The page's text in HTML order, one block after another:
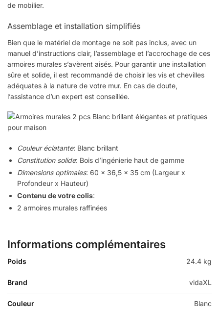
de mobilier.
Assemblage et installation simplifiés
Bien que le matériel de montage ne soit pas inclus, avec un
manuel d’instructions clair, l’assemblage et l’accrochage de ces
armoires murales s’avèrent aisés. Pour garantir une installation
sûre et solide, il est recommandé de choisir les vis et chevilles
adéquates à la nature de votre mur. En cas de doute,
l’assistance d’un expert est conseillée.
Couleur éclatante: Blanc brillant
Constitution solide: Bois d’ingénierie haut de gamme
Dimensions optimales: 60 x 36,5 x 35 cm (Largeur x
Profondeur x Hauteur)
Contenu de votre colis:
2 armoires murales raffinées
Informations complémentaires
Poids 24.4 kg
Brand vidaXL
Couleur Blanc